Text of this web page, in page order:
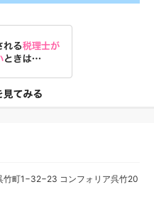
竹町1−32−23 コンフォリア呉竹20